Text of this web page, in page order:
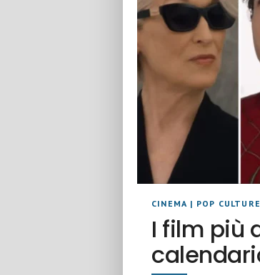
CINEMA | POP
I film più